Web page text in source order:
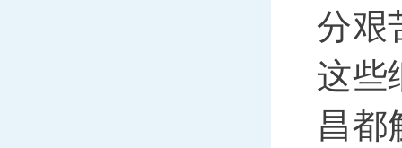
分艰
这些
昌都